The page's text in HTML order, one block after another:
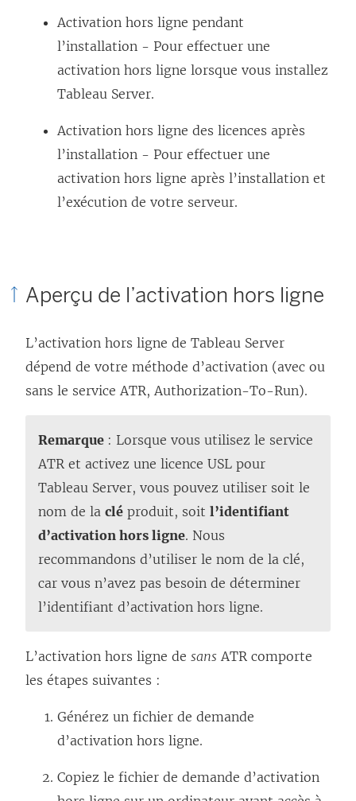
Activation hors ligne pendant
l’installation - Pour effectuer une
activation hors ligne lorsque vous installez
Tableau Server.
Activation hors ligne des licences après
l’installation - Pour effectuer une
activation hors ligne après l’installation et
l’exécution de votre serveur.
Aperçu de l’activation hors ligne
L’activation hors ligne de Tableau Server
dépend de votre méthode d’activation (avec ou
sans le service ATR, Authorization-To-Run).
Remarque : Lorsque vous utilisez le service
ATR et activez une licence USL pour
Tableau Server, vous pouvez utiliser soit le
nom de la clé produit, soit l’identifiant
d’activation hors ligne. Nous
recommandons d’utiliser le nom de la clé,
car vous n’avez pas besoin de déterminer
l’identifiant d’activation hors ligne.
L’activation hors ligne de sans ATR comporte
les étapes suivantes :
Générez un fichier de demande
d’activation hors ligne.
Copiez le fichier de demande d’activation